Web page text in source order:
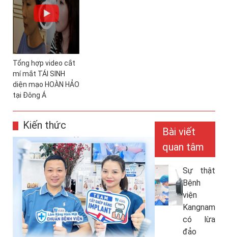
Tổng hợp video cắt
mí mắt TÁI SINH
diện mạo HOÀN HẢO
tại Đông Á
Kiến thức
Bài viết
quan tâm
Sự thật
Bệnh
viện
Kangnam
có lừa
đảo